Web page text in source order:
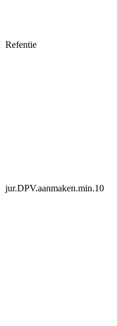
Refentie
jur.DPV.aanmaken.min.10